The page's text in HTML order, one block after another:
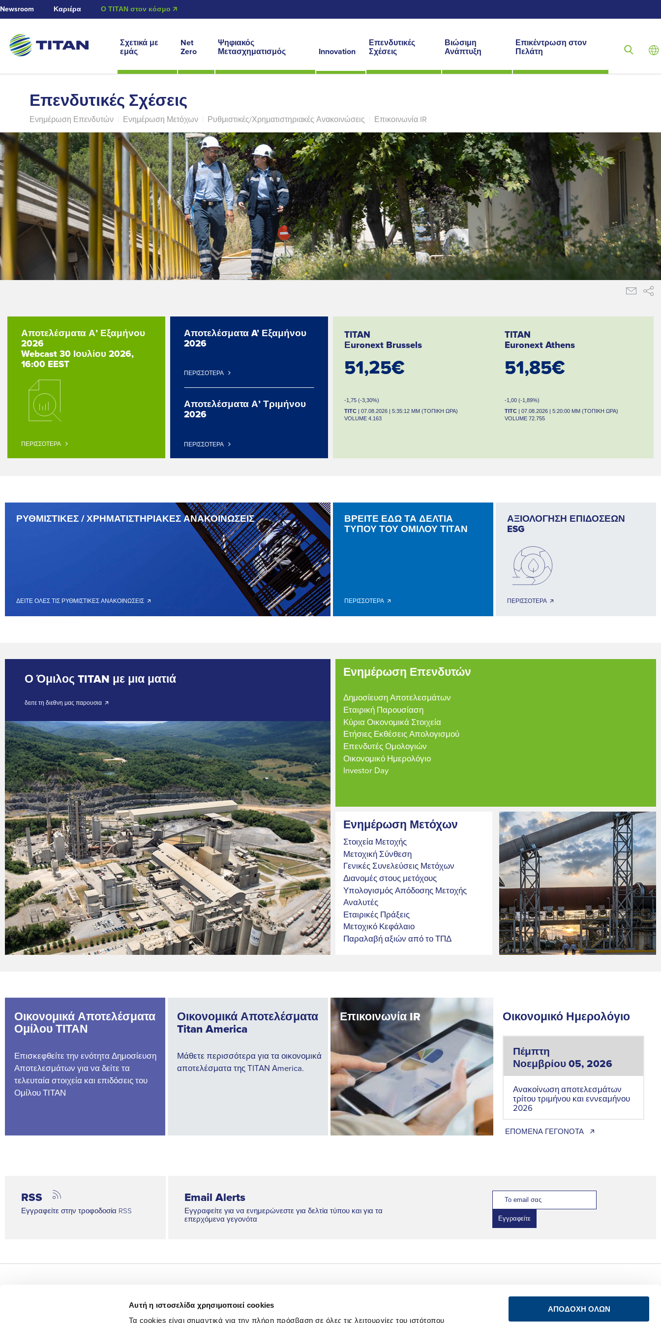
Αυτή η ιστοσελίδα χρησιμοποιεί cookies
Τα cookies είναι σημαντικά για την πλήρη πρόσβαση σε όλες τις λειτουργίες του ιστότοπου
ΑΠΟΔΟΧΗ ΟΛΩΝ
Newsroom Καριέρα Ο ΤΙΤΑΝ στον κόσμο 🡭
Σχετικά με
εμάς
Net
Zero
Ψηφιακός
Μετασχηματισμός
Innovation
Επενδυτικές
Σχέσεις
Βιώσιμη
Ανάπτυξη
Επικέντρωση στον
Πελάτη
Επενδυτικές Σχέσεις
Ενημέρωση Επενδυτών Ενημέρωση Μετόχων Ρυθμιστικές/Χρηματιστηριακές Ανακοινώσεις Επικοινωνία IR
Αποτελέσματα Α’ Εξαμήνου
2026
Webcast 30 Ιουλίου 2026,
16:00 EEST
ΠΕΡΙΣΣΟΤΕΡΑ
Αποτελέσματα A’ Εξαμήνου
2026
ΠΕΡΙΣΣΟΤΕΡΑ
Αποτελέσματα Α’ Τριμήνου
2026
ΠΕΡΙΣΣΟΤΕΡΑ
TITAN
Εuronext Brussels
51,25€
-1,75 (-3,30%)
TITC| 07.08.2026 | 5:35:12 ΜΜ (ΤΟΠΙΚΗ ΩΡΑ)
VOLUME 4.163
TITAN
Euronext Athens
51,85€
-1,00 (-1,89%)
TITC| 07.08.2026 | 5:20:00 ΜΜ (ΤΟΠΙΚΗ ΩΡΑ)
VOLUME 72.755
ΡΥΘΜΙΣΤΙΚΕΣ / ΧΡΗΜΑΤΙΣΤΗΡΙΑΚΕΣ ΑΝΑΚΟΙΝΩΣΕΙΣ
ΔΕΙΤΕ ΟΛΕΣ ΤΙΣ ΡΥΘΜΙΣΤΙΚΕΣ ΑΝΑΚΟΙΝΩΣΕΙΣ 🡭
ΒΡΕΙΤΕ ΕΔΩ ΤΑ ΔΕΛΤΙΑ
ΤΥΠΟΥ ΤΟΥ ΟΜΙΛΟΥ ΤΙΤΑΝ
ΠΕΡΙΣΣΟΤΕΡΑ 🡭
ΑΞΙΟΛΟΓΗΣΗ ΕΠΙΔΟΣΕΩΝ
ESG
ΠΕΡΙΣΣΟΤΕΡΑ 🡭
Ο Όμιλος TITAN με μια ματιά
δειτε τη διεθνη μας παρουσια 🡭
Ενημέρωση Επενδυτών
Δημοσίευση Αποτελεσμάτων
Εταιρική Παρουσίαση
Κύρια Οικονομικά Στοιχεία
Ετήσιες Εκθέσεις Απολογισμού
Επενδυτές Ομολογιών
Οικονομικό Ημερολόγιο
Investor Day
Ενημέρωση Μετόχων
Στοιχεία Μετοχής
Μετοχική Σύνθεση
Γενικές Συνελεύσεις Μετόχων
Διανομές στους μετόχους
Υπολογισμός Απόδοσης Μετοχής
Αναλυτές
Εταιρικές Πράξεις
Μετοχικό Κεφάλαιο
Παραλαβή αξιών από το ΤΠΔ
Οικονομικά Αποτελέσματα
Ομίλου ΤΙΤΑΝ
Επισκεφθείτε την ενότητα Δημοσίευση
Αποτελεσμάτων για να δείτε τα
τελευταία στοιχεία και επιδόσεις του
Ομίλου ΤΙΤΑΝ
Οικονομικά Αποτελέσματα
Titan America
Μάθετε περισσότερα για τα οικονομικά
αποτελέσματα της TITAN America.
Επικοινωνία IR Οικονομικό Ημερολόγιο
Πέμπτη
Νοεμβρίου 05, 2026
Ανακοίνωση αποτελεσμάτων
τρίτου τριμήνου και εννεαμήνου
2026
ΕΠΟΜΕΝΑ ΓΕΓΟΝΟΤΑ 🡭
RSS
Εγγραφείτε στην τροφοδοσία RSS
Email Alerts
Εγγραφείτε για να ενημερώνεστε για δελτία τύπου και για τα
επερχόμενα γεγονότα
Εγγραφείτε
Επενδυτικές Σχέσεις
Ψηφιακός
Επικοινωνία IR
Ενημέρωση
Σύνδεση